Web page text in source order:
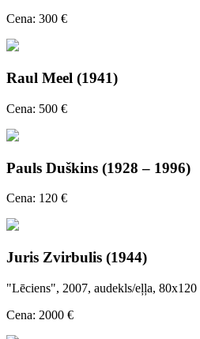
Cena: 300 €
Raul Meel (1941)
Cena: 500 €
Pauls Duškins (1928 – 1996)
Cena: 120 €
Juris Zvirbulis (1944)
"Lēciens", 2007, audekls/eļļa, 80x120
Cena: 2000 €